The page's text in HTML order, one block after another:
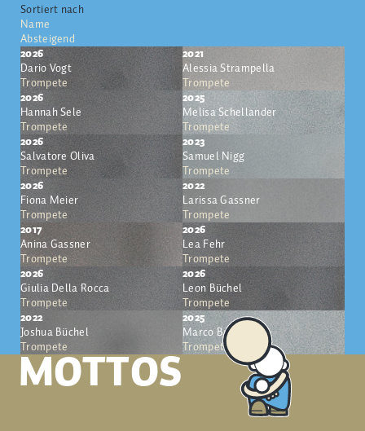
Sortiert nach
Name
Absteigend
2026
Dario Vogt
Trompete
2021
Alessia Strampella
Trompete
2026
Hannah Sele
Trompete
2025
Melisa Schellander
Trompete
2026
Salvatore Oliva
Trompete
2023
Samuel Nigg
Trompete
2026
Fiona Meier
Trompete
2022
Larissa Gassner
Trompete
2017
Anina Gassner
Trompete
2026
Lea Fehr
Trompete
2026
Giulia Della Rocca
Trompete
2026
Leon Büchel
Trompete
2022
Joshua Büchel
Trompete
2025
Marco Banzer
Trompete
MOTTOS